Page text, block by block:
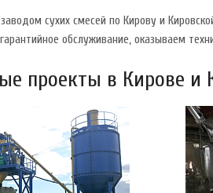
сухих смесей по Кирову и
обслуживание, оказываем
проекты в Кирове и